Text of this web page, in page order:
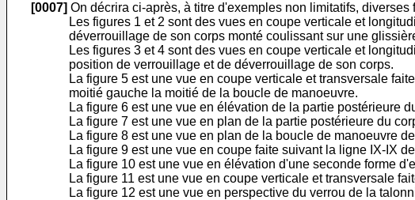
[0007] On décrira ci-après, à titre d'exemples non limitatifs,
Les figures 1 et 2 sont des vues en coupe verticale et
déverrouillage de son corps monté coulissant sur une
Les figures 3 et 4 sont des vues en coupe verticale et
position de verrouillage et de déverrouillage de son corps.
La figure 5 est une vue en coupe verticale et transversale
moitié gauche la moitié de la boucle de manoeuvre.
La figure 6 est une vue en élévation de la partie postérieure
La figure 7 est une vue en plan de la partie postérieure du
La figure 8 est une vue en plan de la boucle de manoeuvre
La figure 9 est une vue en coupe faite suivant la ligne IX-IX
La figure 10 est une vue en élévation d'une seconde forme
La figure 11 est une vue en coupe verticale et transversale
La figure 12 est une vue en perspective du verrou de la